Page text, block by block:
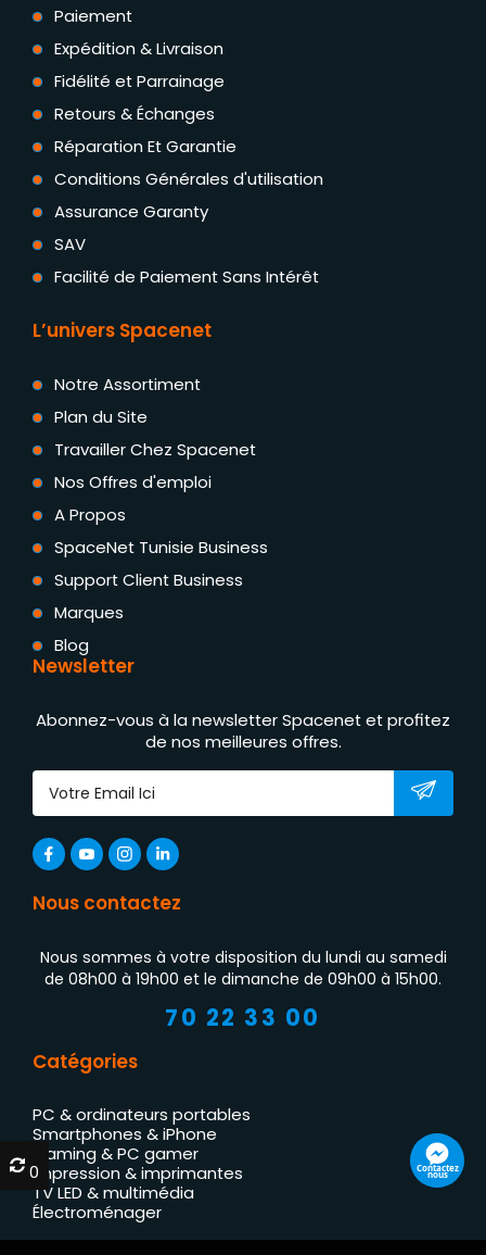
Paiement
Expédition & Livraison
Fidélité et Parrainage
Retours & Échanges
Réparation Et Garantie
Conditions Générales d'utilisation
Assurance Garanty
SAV
Facilité de Paiement Sans Intérêt
L’univers Spacenet
Notre Assortiment
Plan du Site
Travailler Chez Spacenet
Nos Offres d'emploi
A Propos
SpaceNet Tunisie Business
Support Client Business
Marques
Blog
Newsletter
Abonnez-vous à la newsletter Spacenet et profitez
de nos meilleures offres.
Nous contactez
Nous sommes à votre disposition du lundi au samedi
de 08h00 à 19h00 et le dimanche de 09h00 à 15h00.
70 22 33 00
Catégories
PC & ordinateurs portables
Smartphones & iPhone
Gaming & PC gamer
Impression & imprimantes
TV LED & multimédia
Électroménager
Contactez
nous
0
0